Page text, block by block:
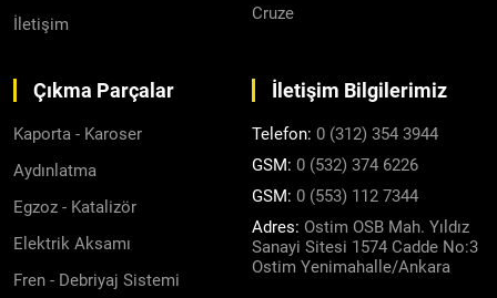
İletişim
Cruze
Çıkma Parçalar
Kaporta - Karoser
Aydınlatma
Egzoz - Katalizör
Elektrik Aksamı
Fren - Debriyaj Sistemi
İletişim Bilgilerimiz
Telefon: 0 (312) 354 3944
GSM: 0 (532) 374 6226
GSM: 0 (553) 112 7344
Adres: Ostim OSB Mah. Yıldız
Sanayi Sitesi 1574 Cadde No:3
Ostim Yenimahalle/Ankara